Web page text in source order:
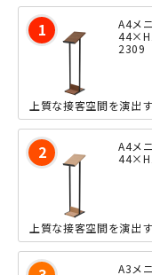
A4メ
2309
A4メ
A3メ